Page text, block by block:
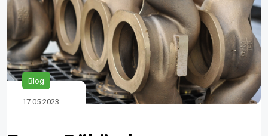
Blog
17.05.2023